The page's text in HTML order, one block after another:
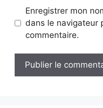
Enregistrer mon
dans le navigateur
commentaire.